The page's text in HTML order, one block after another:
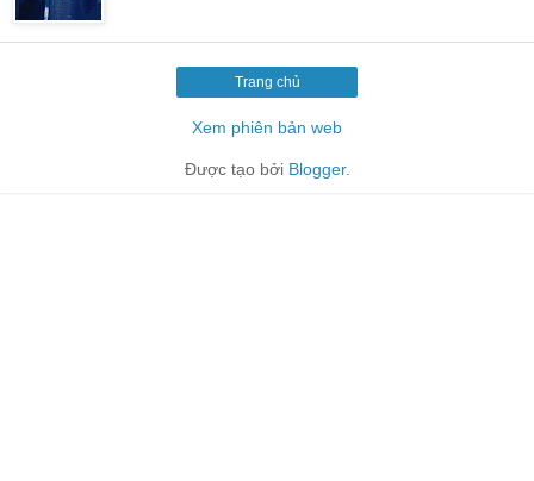
Trang chủ
Xem phiên bản web
Được tạo bởi Blogger.